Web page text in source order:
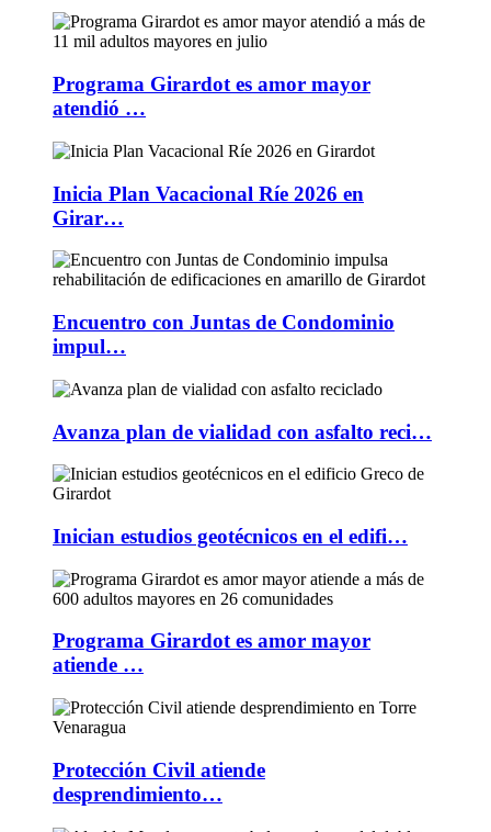
Programa Girardot es amor mayor
atendió …
Inicia Plan Vacacional Ríe 2026 en
Girar…
Encuentro con Juntas de Condominio
impul…
Avanza plan de vialidad con asfalto reci…
Inician estudios geotécnicos en el edifi…
Programa Girardot es amor mayor
atiende …
Protección Civil atiende
desprendimiento…